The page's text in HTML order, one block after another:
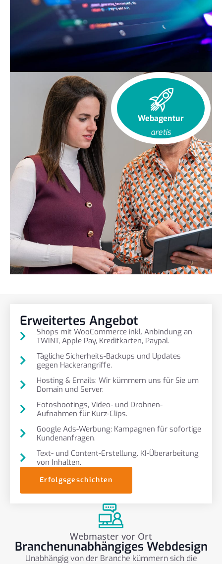
Webagentur
aretis
Erweitertes Angebot
Shops mit WooCommerce inkl. Anbindung an
TWINT, Apple Pay, Kreditkarten, Paypal.
Tägliche Sicherheits-Backups und Updates
gegen Hackerangriffe.
Hosting & Emails: Wir kümmern uns für Sie um
Domain und Server.
Fotoshootings, Video- und Drohnen-
Aufnahmen für Kurz-Clips.
Google Ads-Werbung: Kampagnen für sofortige
Kundenanfragen.
Text- und Content-Erstellung. KI-Überarbeitung
von Inhalten.
Erfolgsgeschichten
Webmaster vor Ort
Branchenunabhängiges Webdesign
Unabhängig von der Branche kümmern sich die